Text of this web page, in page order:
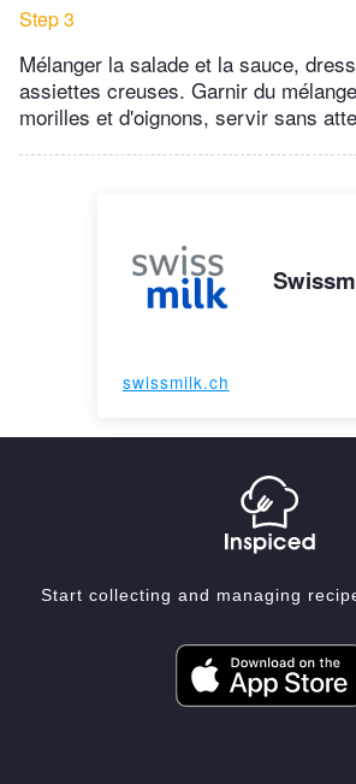
Step 3
Mélanger la salade et la sauce,
assiettes creuses. Garnir du
morilles et d'oignons, servir sans
swissmilk.ch
Start collecting and managing